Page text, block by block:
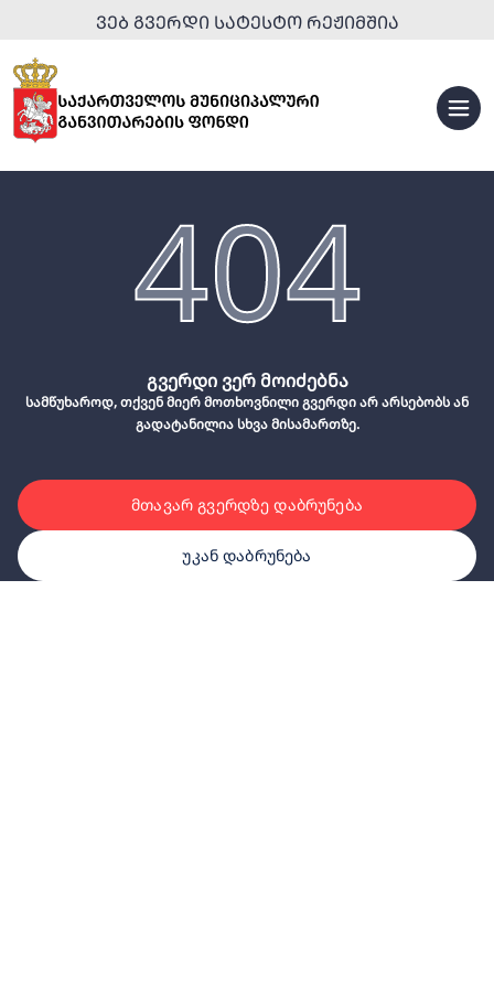
ᲕᲔᲑ ᲒᲕᲔᲠᲓᲘ ᲡᲐᲢᲔᲡᲢᲝ ᲠᲔᲟᲘᲛᲨᲘᲐ
404
გვერდი ვერ მოიძებნა
სამწუხაროდ, თქვენ მიერ მოთხოვნილი გვერდი არ არსებობს ან
გადატანილია სხვა მისამართზე.
მთავარ გვერდზე დაბრუნება
უკან დაბრუნება